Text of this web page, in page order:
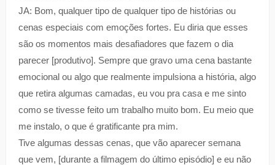
JA: Bom, qualquer tipo de qualquer tipo de histórias ou
cenas especiais com emoções fortes. Eu diria que esses
são os momentos mais desafiadores que fazem o dia
parecer [produtivo]. Sempre que gravo uma cena bastante
emocional ou algo que realmente impulsiona a história, algo
que retira algumas camadas, eu vou pra casa e me sinto
como se tivesse feito um trabalho muito bom. Eu meio que
me instalo, o que é gratificante pra mim.
Tive algumas dessas cenas, que vão aparecer semana
que vem, [durante a filmagem do último episódio] e eu não